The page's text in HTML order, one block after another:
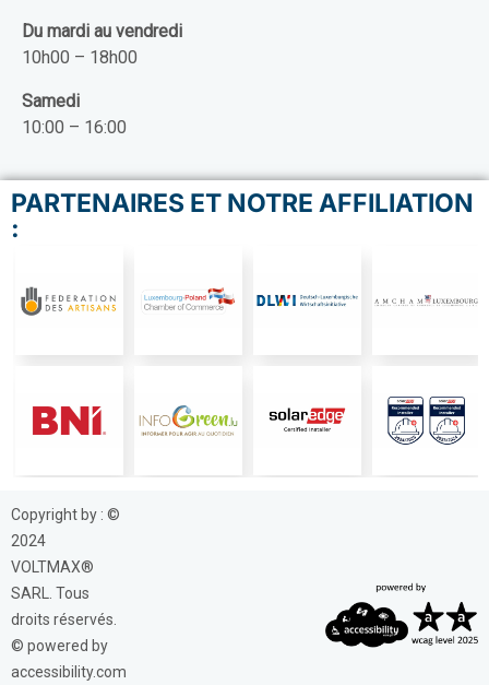
Du mardi au vendredi
10h00 – 18h00
Samedi
10:00 – 16:00
PARTENAIRES ET NOTRE AFFILIATION
:
Copyright by : ©
2024
VOLTMAX®
SARL. Tous
droits réservés.
© powered by
accessibility.com